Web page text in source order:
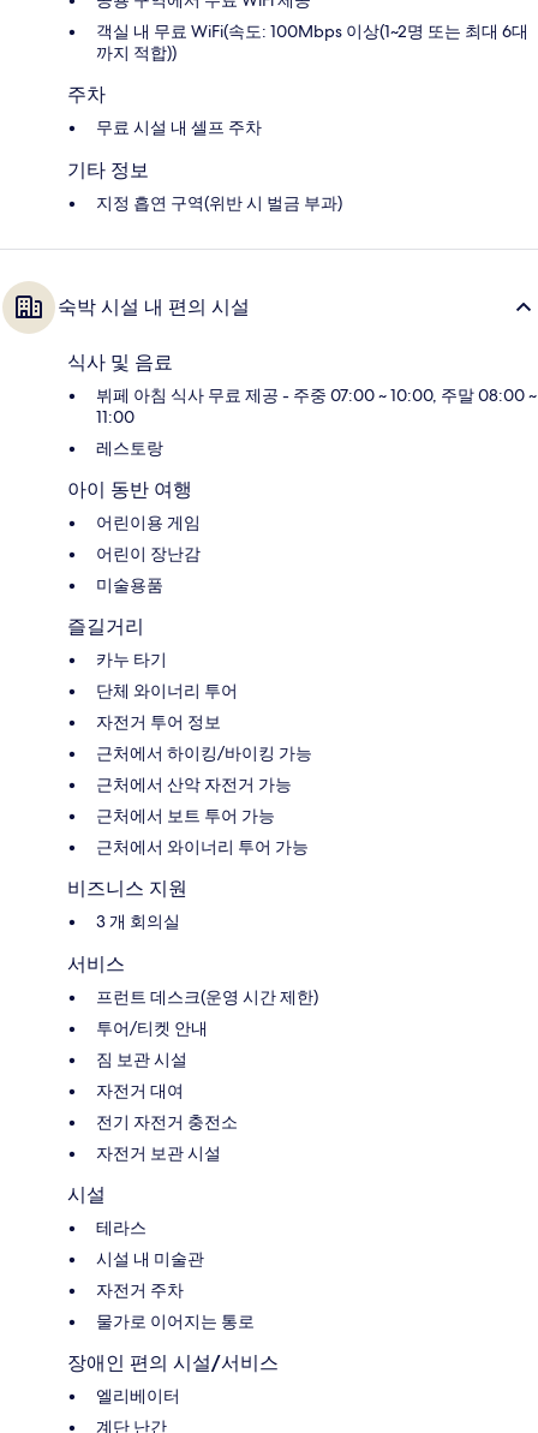
객실 내 무료 WiFi(속도: 100Mbps 이상(1~2명 또는 최대 6대
까지 적합))
주차
무료 시설 내 셀프 주차
기타 정보
지정 흡연 구역(위반 시 벌금 부과)
숙박 시설 내 편의 시설
식사 및 음료
뷔페 아침 식사 무료 제공 - 주중 07:00 ~ 10:00, 주말 08:00 ~
11:00
레스토랑
아이 동반 여행
어린이용 게임
어린이 장난감
미술용품
즐길거리
카누 타기
단체 와이너리 투어
자전거 투어 정보
근처에서 하이킹/바이킹 가능
근처에서 산악 자전거 가능
근처에서 보트 투어 가능
근처에서 와이너리 투어 가능
비즈니스 지원
3 개 회의실
서비스
프런트 데스크(운영 시간 제한)
투어/티켓 안내
짐 보관 시설
자전거 대여
전기 자전거 충전소
자전거 보관 시설
시설
테라스
시설 내 미술관
자전거 주차
물가로 이어지는 통로
장애인 편의 시설/서비스
엘리베이터
계단 난간